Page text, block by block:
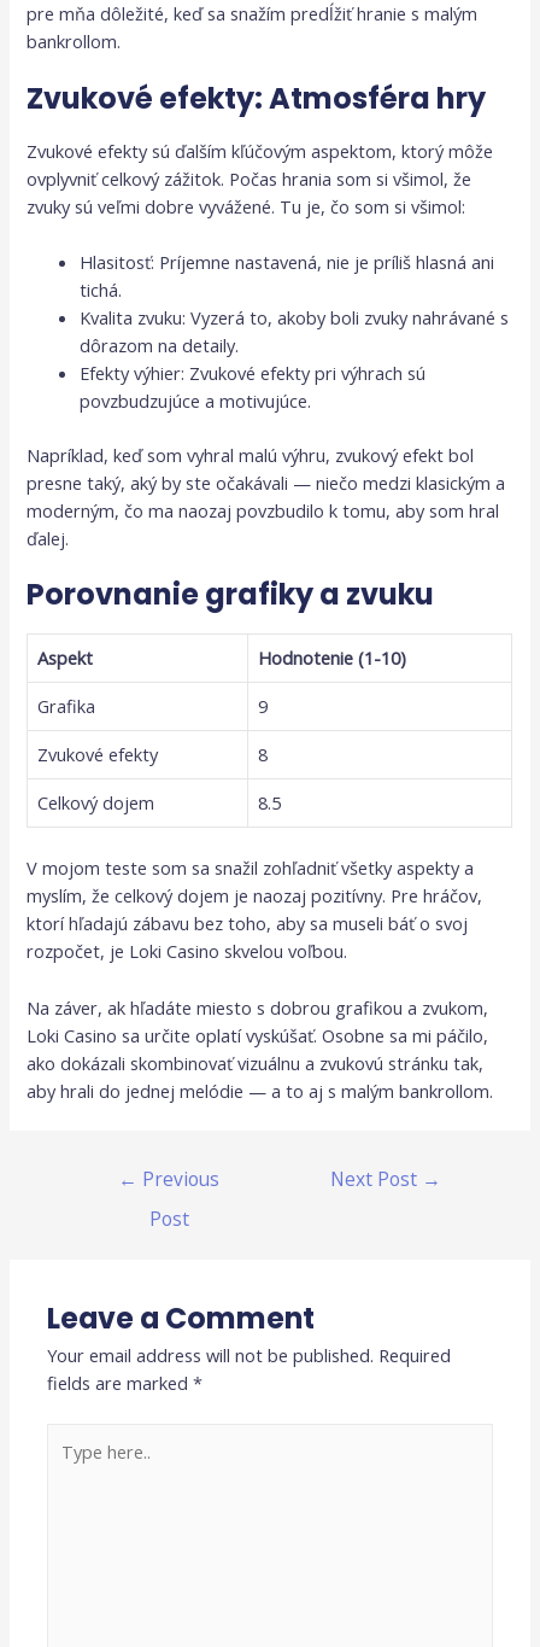
pre mňa dôležité, keď sa snažím predĺžiť hranie s malým
bankrollom.
Zvukové efekty: Atmosféra hry
Zvukové efekty sú ďalším kľúčovým aspektom, ktorý môže
ovplyvniť celkový zážitok. Počas hrania som si všimol, že
zvuky sú veľmi dobre vyvážené. Tu je, čo som si všimol:
Hlasitosť: Príjemne nastavená, nie je príliš hlasná ani
tichá.
Kvalita zvuku: Vyzerá to, akoby boli zvuky nahrávané s
dôrazom na detaily.
Efekty výhier: Zvukové efekty pri výhrach sú
povzbudzujúce a motivujúce.
Napríklad, keď som vyhral malú výhru, zvukový efekt bol
presne taký, aký by ste očakávali — niečo medzi klasickým a
moderným, čo ma naozaj povzbudilo k tomu, aby som hral
ďalej.
Porovnanie grafiky a zvuku
Aspekt
Hodnotenie (1-10)
Grafika
9
Zvukové efekty
8
Celkový dojem
8.5
V mojom teste som sa snažil zohľadniť všetky aspekty a
myslím, že celkový dojem je naozaj pozitívny. Pre hráčov,
ktorí hľadajú zábavu bez toho, aby sa museli báť o svoj
rozpočet, je Loki Casino skvelou voľbou.
Na záver, ak hľadáte miesto s dobrou grafikou a zvukom,
Loki Casino sa určite oplatí vyskúšať. Osobne sa mi páčilo,
ako dokázali skombinovať vizuálnu a zvukovú stránku tak,
aby hrali do jednej melódie — a to aj s malým bankrollom.
← Previous
Post
Next Post →
Leave a Comment
Your email address will not be published. Required
fields are marked*